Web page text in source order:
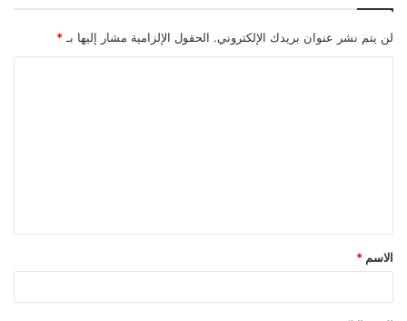
لن يتم نشر عنوان بريدك الإلكتروني. الحقول الإلزامية مشار إليها بـ *
ق
*
الاسم *